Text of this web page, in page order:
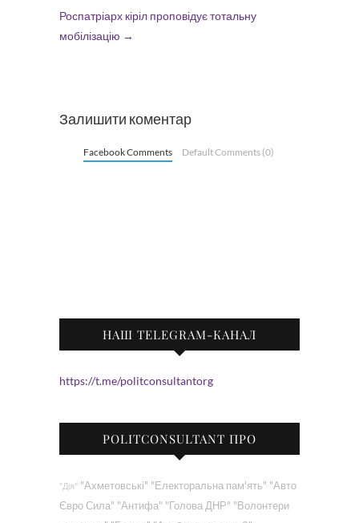
Роспатріарх кіріл проповідує тотальну
мобілізацію →
Залишити коментар
Facebook Comments Default Comments (0)
НАШ TELEGRAM-КАНАЛ
https://t.me/politconsultantorg
POLITCONSULTANT ПРО
"Дія" "Ахметовські" "Електоральна пам'ять" "Авто
Євро Сила" "Антифа" "Голова ДНР" "Волонтери